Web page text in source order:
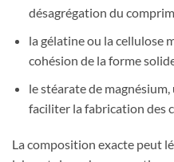
désagrégation du
la gélatine ou la cellulose
cohésion de la forme
le stéarate de
faciliter la fabrication des
La composition exacte peut